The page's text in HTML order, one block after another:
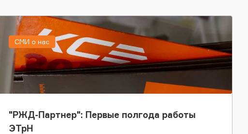
"РЖД-Партнер": Первые полгода работы
ЭТрН
СМИ о нас